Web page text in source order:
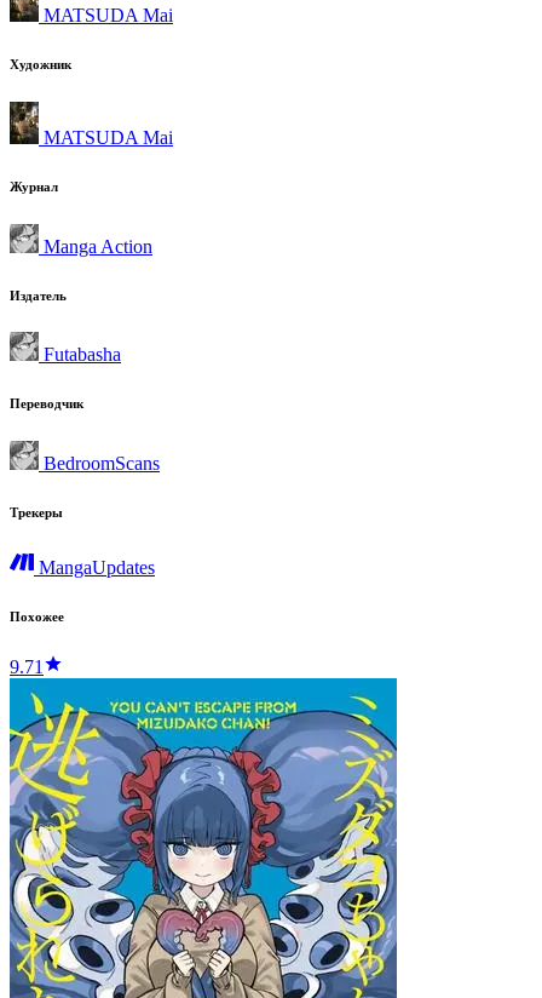
MATSUDA Mai
Художник
MATSUDA Mai
Журнал
Manga Action
Издатель
Futabasha
Переводчик
BedroomScans
Трекеры
MangaUpdates
Похожее
9.71